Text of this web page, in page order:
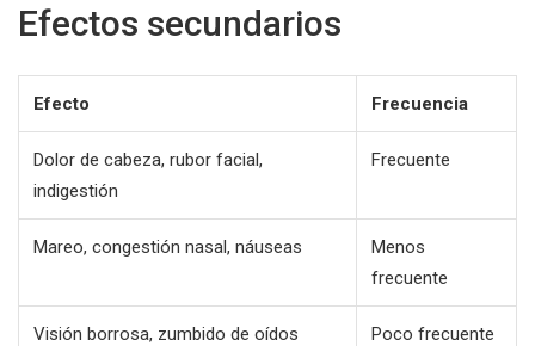
Efectos secundarios
Efecto Frecuencia
Dolor de cabeza, rubor facial,
indigestión
Frecuente
Mareo, congestión nasal, náuseas
Menos
frecuente
Visión borrosa, zumbido de oídos Poco frecuente